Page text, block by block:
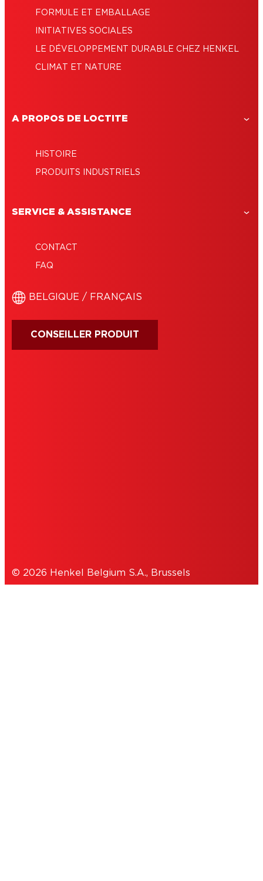
FORMULE ET EMBALLAGE
INITIATIVES SOCIALES
LE DÉVELOPPEMENT DURABLE CHEZ HENKEL
CLIMAT ET NATURE
A PROPOS DE LOCTITE
HISTOIRE
PRODUITS INDUSTRIELS
SERVICE & ASSISTANCE
CONTACT
FAQ
BELGIQUE / FRANÇAIS
CONSEILLER PRODUIT
© 2026 Henkel Belgium S.A., Brussels